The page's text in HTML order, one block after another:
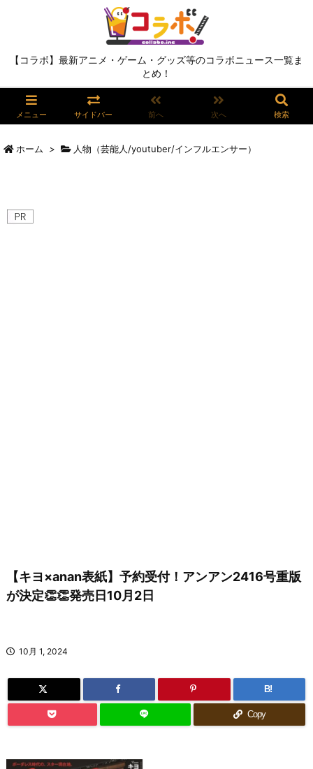
【コラボ】最新アニメ・ゲーム・グッズ等のコラボニュース一覧ま
とめ！
メニュー サイドバー 前へ 次へ 検索
ホーム > 人物（芸能人/youtuber/インフルエンサー）
【キヨ×anan表紙】予約受付！アンアン2416号重版
が決定👏👏発売日10月2日
10月 1, 2024
B!
Copy